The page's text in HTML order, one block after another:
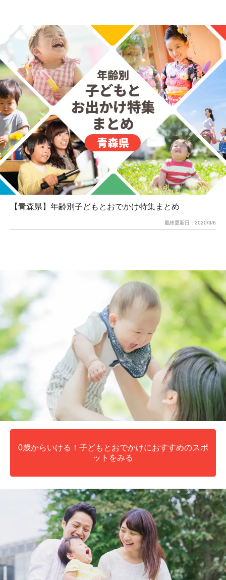
【青森県】年齢別子どもとおでかけ特集まとめ
最終更新日： 2020/3/6
0歳からいける！子どもとおでかけにおすすめのスポ
ットをみる